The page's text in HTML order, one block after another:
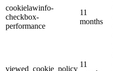
cookielawinfo-
checkbox-
performance
11
months
viewed_cookie_policy
11